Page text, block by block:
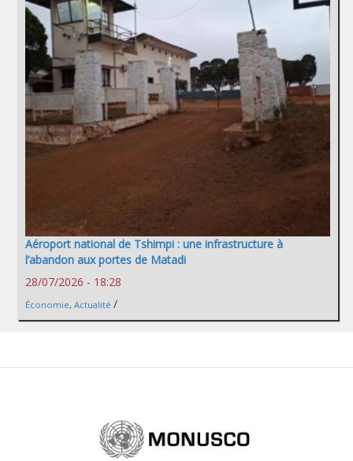
Aéroport national de Tshimpi : une infrastructure à
l’abandon aux portes de Matadi
28/07/2026 - 18:28
Économie, Actualité /